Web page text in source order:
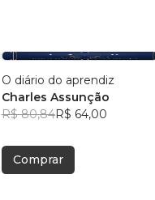
O diário do aprendiz
Charles Assunção
R$ 80,84R$ 64,00
Comprar